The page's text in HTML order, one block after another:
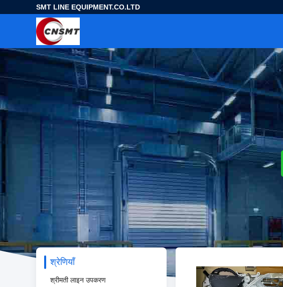
SMT LINE EQUIPMENT.CO.LTD
श्रेणियाँ
श्रीमती लाइन उपकरण